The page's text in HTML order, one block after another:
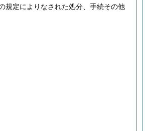
規定によりなされた処分、手続その他